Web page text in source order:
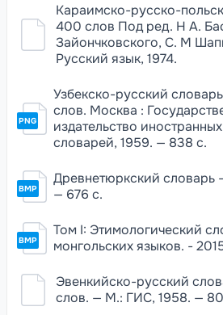
Караимско-русско-
400 слов Под ред. Н А.
Зайончковского, С. М
Русский язык, 1974.
PNG
Узбекско-русский
слов. Москва :
издательство
словарей, 1959. — 838 с.
BMP
Древнетюркский словарь
— 676 с.
BMP
Том I: Этимологический
монгольских языков. -
Эвенкийско-русский
слов. — М.: ГИС, 1958. —